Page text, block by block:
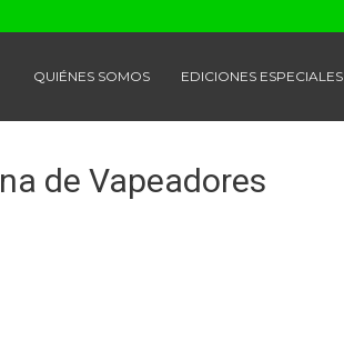
QUIÉNES SOMOS EDICIONES ESPECIALES
de Vapeadores